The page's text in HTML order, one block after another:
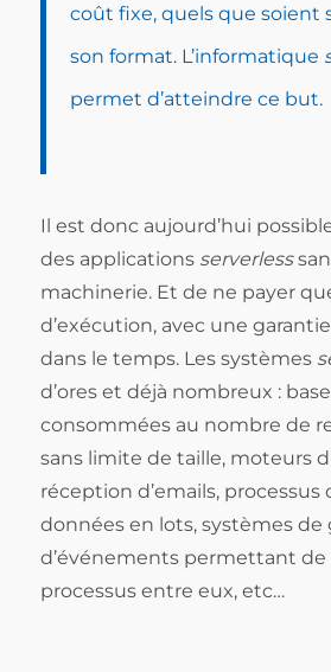
coût fixe, quels que soient
son format. L’informatique
permet d’atteindre ce but.
Il est donc aujourd’hui
des applications serverless
machinerie. Et de ne payer
d’exécution, avec une
dans le temps. Les systèmes
d’ores et déjà nombreux :
consommées au nombre de
sans limite de taille, moteurs
réception d’emails,
données en lots, systèmes de
d’événements permettant
processus entre eux, etc…